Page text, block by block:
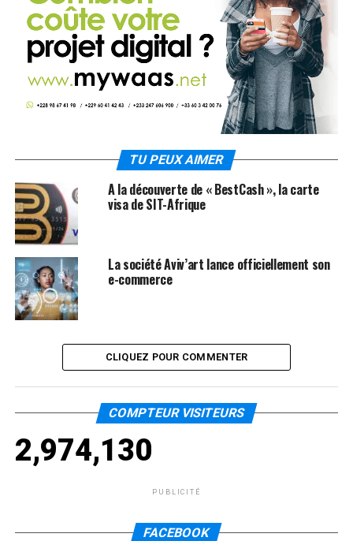
TU PEUX AIMER
A la découverte de « BestCash », la carte
visa de SIT-Afrique
La société Aviv’art lance officiellement son
e-commerce
CLIQUEZ POUR COMMENTER
COMPTEUR VISITEURS
2,974,130
PUBLICITÉ
FACEBOOK